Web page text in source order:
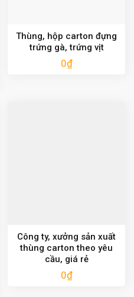
Thùng, hộp carton đựng
trứng gà, trứng vịt
0₫
Công ty, xưởng sản xuất
thùng carton theo yêu
cầu, giá rẻ
0₫